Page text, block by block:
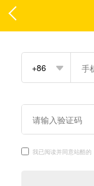
我已阅读并同意站酷的